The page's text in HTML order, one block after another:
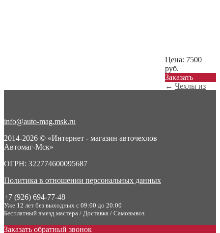
Цена: 7500
руб.
Заказать
← Чехлы из
info@auto-mag.msk.ru
2014-2026 © «Интернет - магазин авточехлов
Автомаг-Мск»
ОГРН: 322774600095687
Политика в отношении персональных данных
+7 (926) 694-77-48
Уже 12 лет без выходных с 09:00 до 20:00
Бесплатный выезд мастера / Доставка / Самовывоз
Заказать обратный звонок